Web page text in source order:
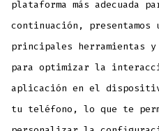
plataforma más adecuada
continuación, presentamos
principales herramientas
para optimizar la
aplicación en el
tu teléfono, lo que te